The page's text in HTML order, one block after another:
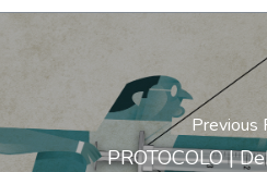
Previous
PROTOCOLO |